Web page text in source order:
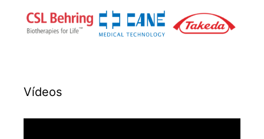
Vídeos